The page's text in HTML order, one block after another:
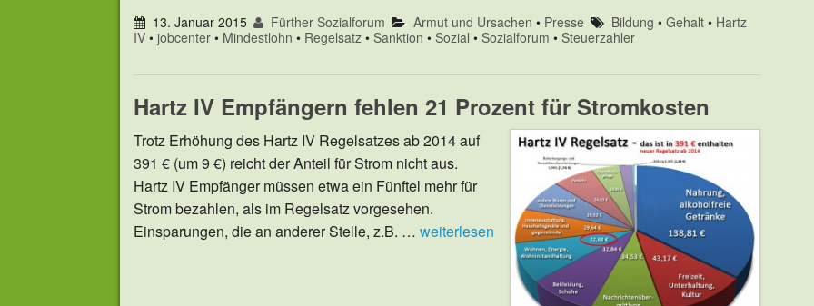
13. Januar 2015 Fürther Sozialforum Armut und Ursachen • Presse Bildung • Gehalt• Hartz
IV • jobcenter • Mindestlohn • Regelsatz • Sanktion • Sozial • Sozialforum • Steuerzahler
Hartz IV Empfängern fehlen 21 Prozent für Stromkosten
Trotz Erhöhung des Hartz IV Regelsatzes ab 2014 auf
391 € (um 9 €) reicht der Anteil für Strom nicht aus.
Hartz IV Empfänger müssen etwa ein Fünftel mehr für
Strom bezahlen, als im Regelsatz vorgesehen.
Einsparungen, die an anderer Stelle, z.B. … weiterlesen